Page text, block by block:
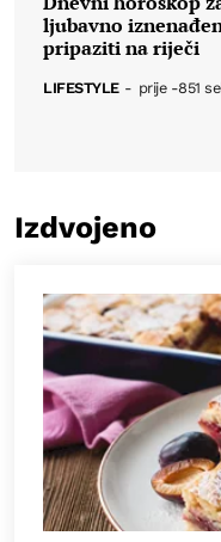
ljubavno
pripaziti na riječi
LIFESTYLE - prije -851
Izdvojeno